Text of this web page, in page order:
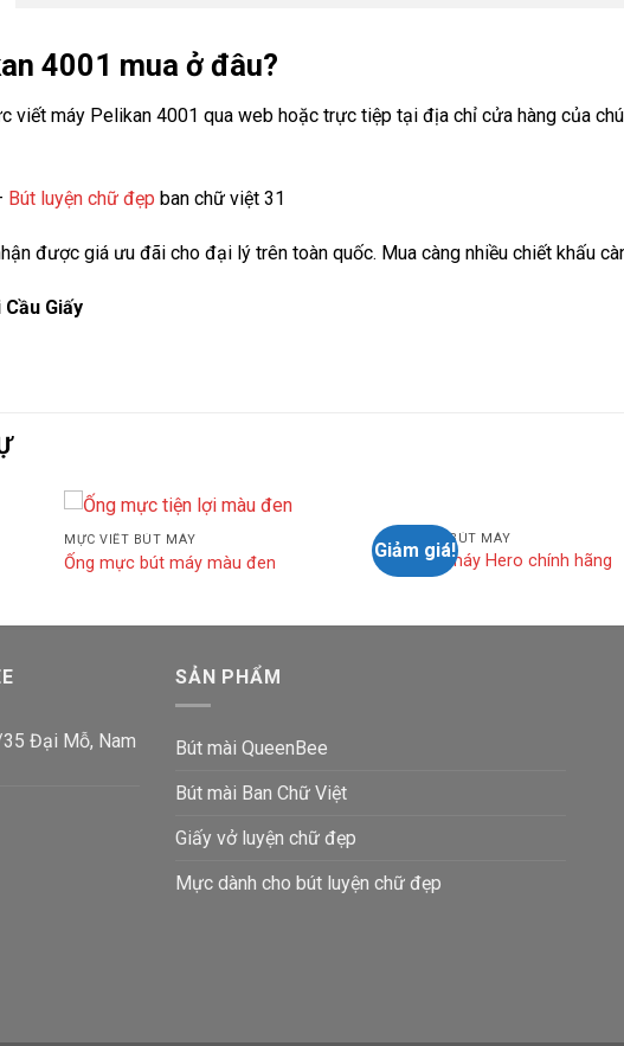
4001 mua ở đâu?
viết máy Pelikan 4001 qua web hoặc trực tiệp tại địa chỉ cửa hàng của
Bút luyện chữ đẹp ban chữ việt 31
được giá ưu đãi cho đại lý trên toàn quốc. Mua càng nhiều chiết khấu
Giấy
MỰC VIẾT BÚT MÁY
Ống mực bút máy màu đen
Giảm giá!
MỰC VIẾT BÚT MÁY
Mực bút máy Hero chính hãng
Đại Mỗ, Nam
SẢN PHẨM
Bút mài QueenBee
Bút mài Ban Chữ Việt
Giấy vở luyện chữ đẹp
Mực dành cho bút luyện chữ đẹp